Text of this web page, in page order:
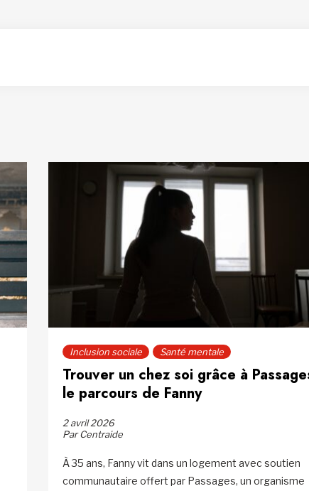
Inclusion sociale Santé mentale
Trouver un chez soi grâce à
le parcours de Fanny
2 avril 2026
Par Centraide
À 35 ans, Fanny vit dans un logement avec soutien
communautaire offert par Passages, un organisme